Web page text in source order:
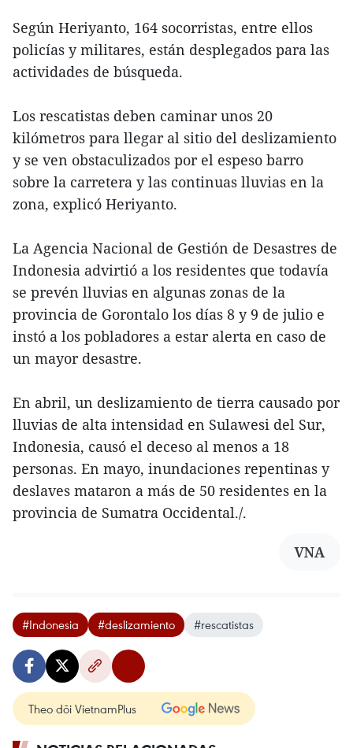
Según Heriyanto, 164 socorristas, entre ellos
policías y militares, están desplegados para las
actividades de búsqueda.
Los rescatistas deben caminar unos 20
kilómetros para llegar al sitio del deslizamiento
y se ven obstaculizados por el espeso barro
sobre la carretera y las continuas lluvias en la
zona, explicó Heriyanto.
La Agencia Nacional de Gestión de Desastres de
Indonesia advirtió a los residentes que todavía
se prevén lluvias en algunas zonas de la
provincia de Gorontalo los días 8 y 9 de julio e
instó a los pobladores a estar alerta en caso de
un mayor desastre.
En abril, un deslizamiento de tierra causado por
lluvias de alta intensidad en Sulawesi del Sur,
Indonesia, causó el deceso al menos a 18
personas. En mayo, inundaciones repentinas y
deslaves mataron a más de 50 residentes en la
provincia de Sumatra Occidental./.
VNA
#Indonesia #deslizamiento #rescatistas
Theo dõi VietnamPlus